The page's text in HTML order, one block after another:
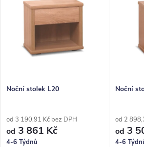
Noční stolek L20
od 3 190,91 Kč bez DPH
od 3 861 Kč
4-6 Týdnů
Noční
od 2
od 3
4-6